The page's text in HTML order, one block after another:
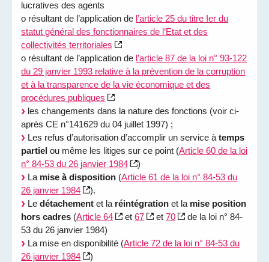
lucratives des agents
o résultant de l’application de l’article 25 du titre Ier du
statut général des fonctionnaires de l’Etat et des
collectivités territoriales
o résultant de l’application de l’article 87 de la loi n° 93-122
du 29 janvier 1993 relative à la prévention de la corruption
et à la transparence de la vie économique et des
procédures publiques
les changements dans la nature des fonctions (voir ci-
après CE n°141629 du 04 juillet 1997) ;
Les refus d’autorisation d’accomplir un service àtemps
partiel ou même les litiges sur ce point (Article 60 de la loi
n° 84-53 du 26 janvier 1984
)
La mise à disposition (Article 61 de la loi n° 84-53 du
26 janvier 1984
).
Ledétachement et la réintégration et la mise position
hors cadres (Article 64 et67 et70
de la loi n° 84-
53 du 26 janvier 1984)
La mise en disponibilité (Article 72 de la loi n° 84-53 du
26 janvier 1984
)